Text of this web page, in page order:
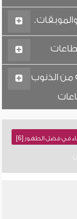
من الذنوب